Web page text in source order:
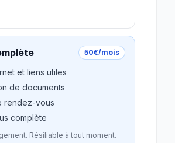
50€/mois
et liens utiles
de documents
rendez-vous
complète
Résiliable à tout moment.